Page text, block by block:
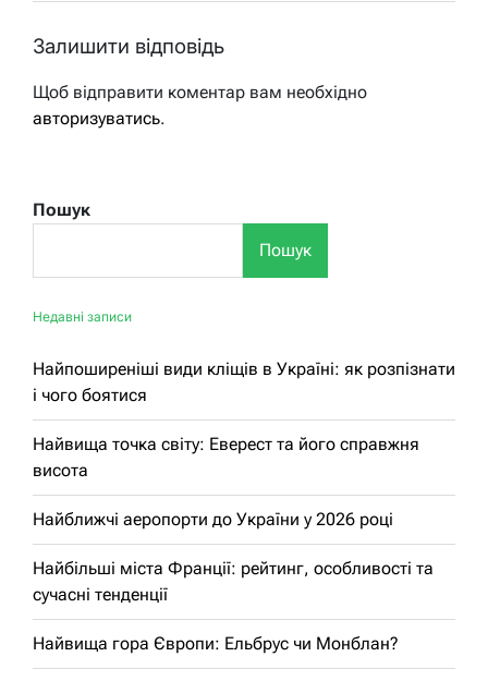
Залишити відповідь
Щоб відправити коментар вам необхідно
авторизуватись.
Пошук
Пошук
Недавні записи
Найпоширеніші види кліщів в Україні: як розпізнати
і чого боятися
Найвища точка світу: Еверест та його справжня
висота
Найближчі аеропорти до України у 2026 році
Найбільші міста Франції: рейтинг, особливості та
сучасні тенденції
Найвища гора Європи: Ельбрус чи Монблан?